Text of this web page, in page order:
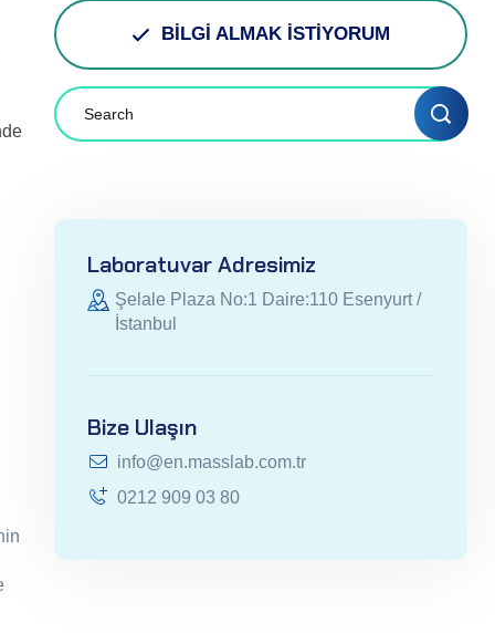
BİLGİ ALMAK İSTİYORUM
Laboratuvar Adresimiz
Şelale Plaza No:1 Daire:110 Esenyurt /
İstanbul
Bize Ulaşın
info@en.masslab.com.tr
0212 909 03 80